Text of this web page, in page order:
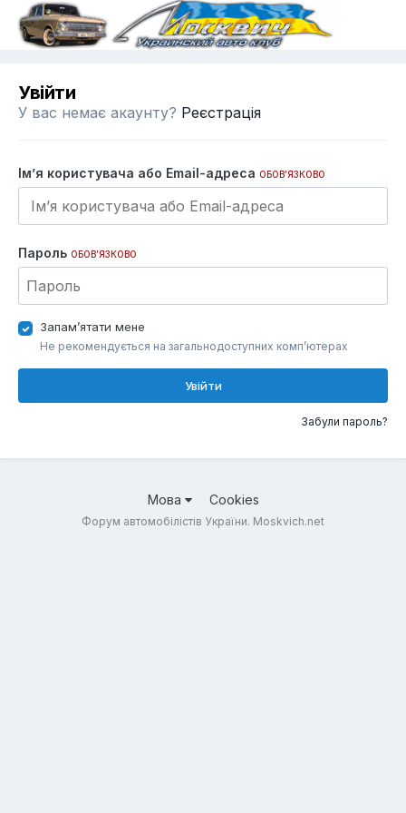
Увійти
У вас немає акаунту? Реєстрація
Ім’я користувача або Email-адреса ОБОВ’ЯЗКОВО
Пароль ОБОВ’ЯЗКОВО
Запам’ятати мене
Не рекомендується на загальнодоступних комп’ютерах
Увійти
Забули пароль?
Мова Cookies
Форум автомобілістів України. Moskvich.net